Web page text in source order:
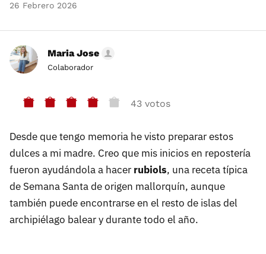
26 Febrero 2026
Maria Jose
Colaborador
43 votos
Desde que tengo memoria he visto preparar estos
dulces a mi madre. Creo que mis inicios en repostería
fueron ayudándola a hacer rubiols, una receta típica
de Semana Santa de origen mallorquín, aunque
también puede encontrarse en el resto de islas del
archipiélago balear y durante todo el año.